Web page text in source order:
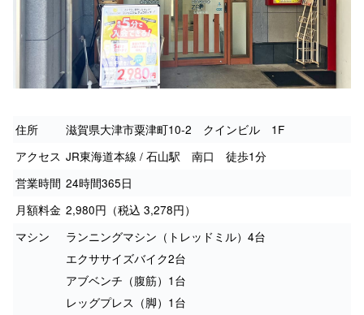
住所
滋賀県大津市粟津町10-2 クインビル 1F
アクセス JR東海道本線 / 石山駅 南口 徒歩1分
営業時間 24時間365日
月額料金 2,980円（税込 3,278円）
マシン
ランニングマシン（トレッドミル）4台
エクササイズバイク2台
アブベンチ（腹筋）1台
レッグプレス（脚）1台